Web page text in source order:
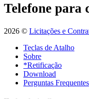
Telefone para
2026 © Licitações e
Teclas de Atalho
Sobre
*Retificação
Download
Perguntas Frequentes